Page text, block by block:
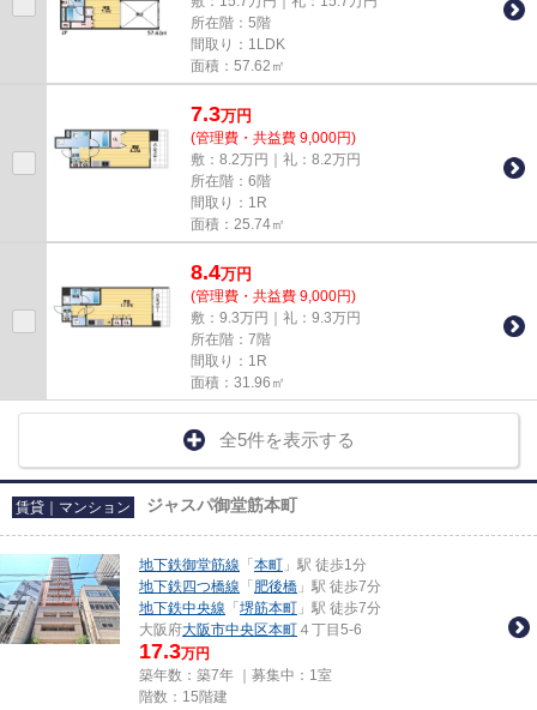
所在階：5階
間取り：1LDK
面積：57.62㎡
7.3万円
(管理費・共益費 9,000円)
敷：8.2万円｜礼：8.2万円
所在階：6階
間取り：1R
面積：25.74㎡
8.4万円
(管理費・共益費 9,000円)
敷：9.3万円｜礼：9.3万円
所在階：7階
間取り：1R
面積：31.96㎡
全5件を表示する
賃貸｜マンション ジャスパ御堂筋本町
地下鉄御堂筋線 「 本町 」駅 徒歩1分
地下鉄四つ橋線 「 肥後橋 」駅 徒歩7分
地下鉄中央線 「 堺筋本町 」駅 徒歩7分
大阪府大阪市中央区本町 ４丁目5-6
17.3万円
築年数：築7年 ｜募集中： 1室
階数：15階建